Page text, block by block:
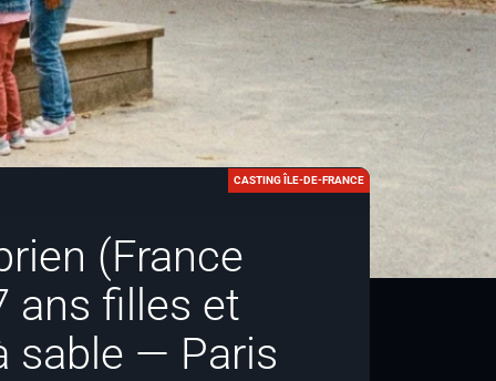
CASTING ÎLE-DE-FRANCE
(France
ans filles et
sable — Paris